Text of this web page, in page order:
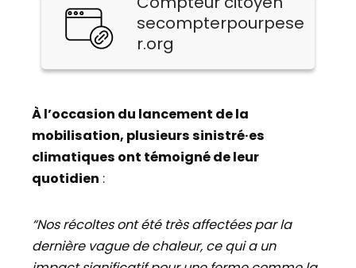
secompterpourpese
r.org
À l’occasion du lancement de la
mobilisation, plusieurs sinistré·es
climatiques ont témoigné de leur
quotidien :
“Nos récoltes ont été très affectées par la
dernière vague de chaleur, ce qui a un